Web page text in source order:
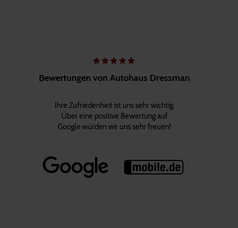
Bewertungen von Autohaus Dressman
Ihre Zufriedenheit ist uns sehr wichtig.
Über eine positive Bewertung auf
Google würden wir uns sehr freuen!